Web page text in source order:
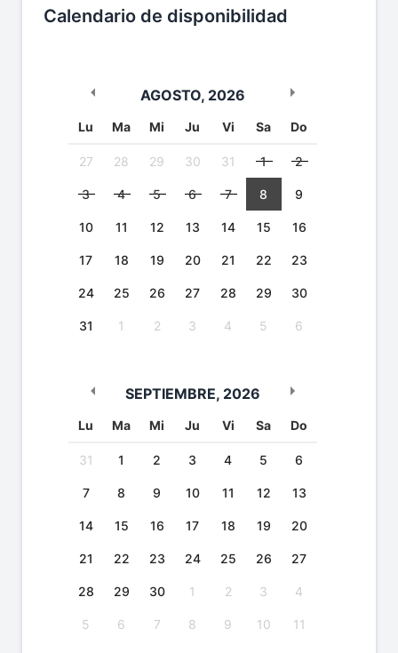
Calendario de disponibilidad
AGOSTO, 2026
Lu Ma Mi Ju Vi Sa Do
27 28 29 30 31 1 2
3 4 5 6 7 8 9
10 11 12 13 14 15 16
17 18 19 20 21 22 23
24 25 26 27 28 29 30
31 1 2 3 4 5 6
SEPTIEMBRE, 2026
Lu Ma Mi Ju Vi Sa Do
31 1 2 3 4 5 6
7 8 9 10 11 12 13
14 15 16 17 18 19 20
21 22 23 24 25 26 27
28 29 30 1 2 3 4
5 6 7 8 9 10 11